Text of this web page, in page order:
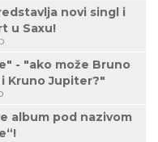
novi singl i
u Saxu!
- "ako može Bruno
Kruno Jupiter?"
album pod nazivom